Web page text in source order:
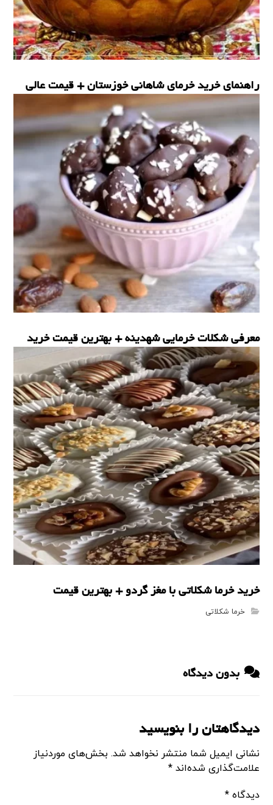
راهنمای خرید خرمای شاهانی خوزستان + قیمت عالی
خرما شکلاتی
معرفی شکلات خرمایی شهدینه + بهترین قیمت خرید
خرما شکلاتی
خرید خرما شکلاتی با مغز گردو + بهترین قیمت
خرما شکلاتی
بدون دیدگاه
دیدگاهتان را بنویسید
نشانی ایمیل شما منتشر نخواهد شد. بخش‌های موردنیاز
علامت‌گذاری شده‌اند*
دیدگاه*